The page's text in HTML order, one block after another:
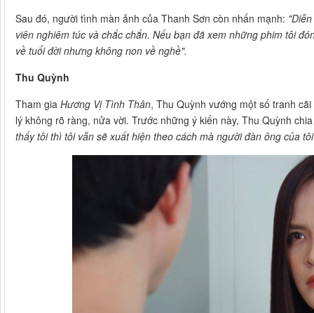
Sau đó, người tình màn ảnh của Thanh Sơn còn nhấn mạnh:
viên nghiêm túc và chắc chắn. Nếu bạn đã xem những phim tôi
về tuổi đời nhưng không non về nghề".
Thu Quỳnh
Tham gia Hương Vị Tình Thân, Thu Quỳnh vướng một số tranh
lý không rõ ràng, nửa vời. Trước những ý kiến này, Thu Quỳnh
thấy tôi thì tôi vẫn sẽ xuất hiện theo cách mà người đàn ông của